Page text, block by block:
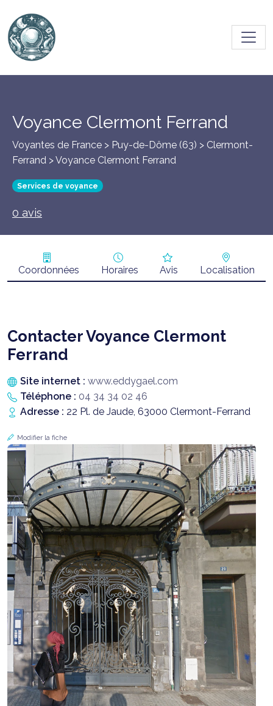
Voyance Clermont Ferrand
Voyantes de France > Puy-de-Dôme (63) > Clermont-
Ferrand > Voyance Clermont Ferrand
Services de voyance
0 avis
Coordonnées Horaires Avis Localisation
Contacter Voyance Clermont
Ferrand
Site internet : www.eddygael.com
Téléphone : 04 34 34 02 46
Adresse : 22 Pl. de Jaude, 63000 Clermont-Ferrand
Modifier la fiche